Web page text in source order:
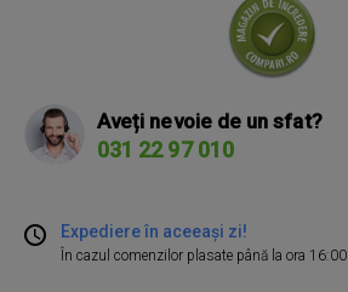
Aveți nevoie de un sfat?
031 22 97 010
Expediere în aceeași zi!
În cazul comenzilor plasate până la ora 16:00